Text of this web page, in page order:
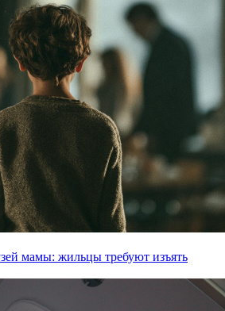
мамы: жильцы требуют изъять